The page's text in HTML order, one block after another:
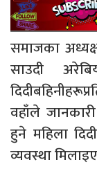
समाजका
साउदी
वहाँले
हुने महिला
व्यवस्था